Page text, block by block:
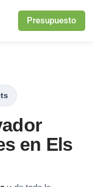
Presupuesto
en Els